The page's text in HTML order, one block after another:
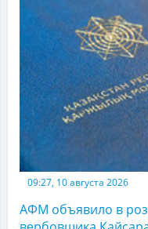
09:27, 10 августа 2026
АФМ объявило в